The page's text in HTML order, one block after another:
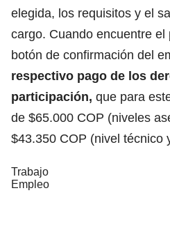
elegida, los requisitos y el
cargo. Cuando encuentre
botón de confirmación del
respectivo pago de los
participación, que para
de $65.000 COP (niveles
$43.350 COP (nivel técnico
Trabajo
Empleo